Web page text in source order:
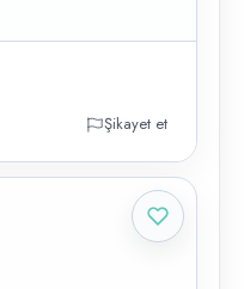
Şikayet et